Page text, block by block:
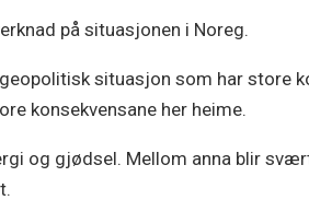
på situasjonen i Noreg.
situasjon som har store
konsekvensane her heime.
og gjødsel. Mellom anna blir